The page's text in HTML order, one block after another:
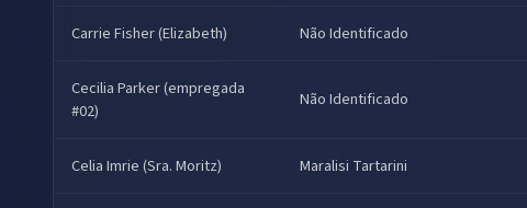
Carrie Fisher (Elizabeth) Não Identificado
Cecilia Parker (empregada
#02)
Não Identificado
Celia Imrie (Sra. Moritz) Maralisi Tartarini